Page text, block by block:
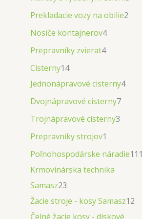
Prekladacie vozy na obilie2
Nosiče kontajnerov4
Prepravníky zvierat4
Cisterny14
Jednonápravové cisterny4
Dvojnápravové cisterny7
Trojnápravové cisterny3
Prepravníky strojov1
Poľnohospodárske náradie111
Krmovinárska technika
Samasz23
Žacie stroje - kosy Samasz12
Čelné žacie kosy - diskové